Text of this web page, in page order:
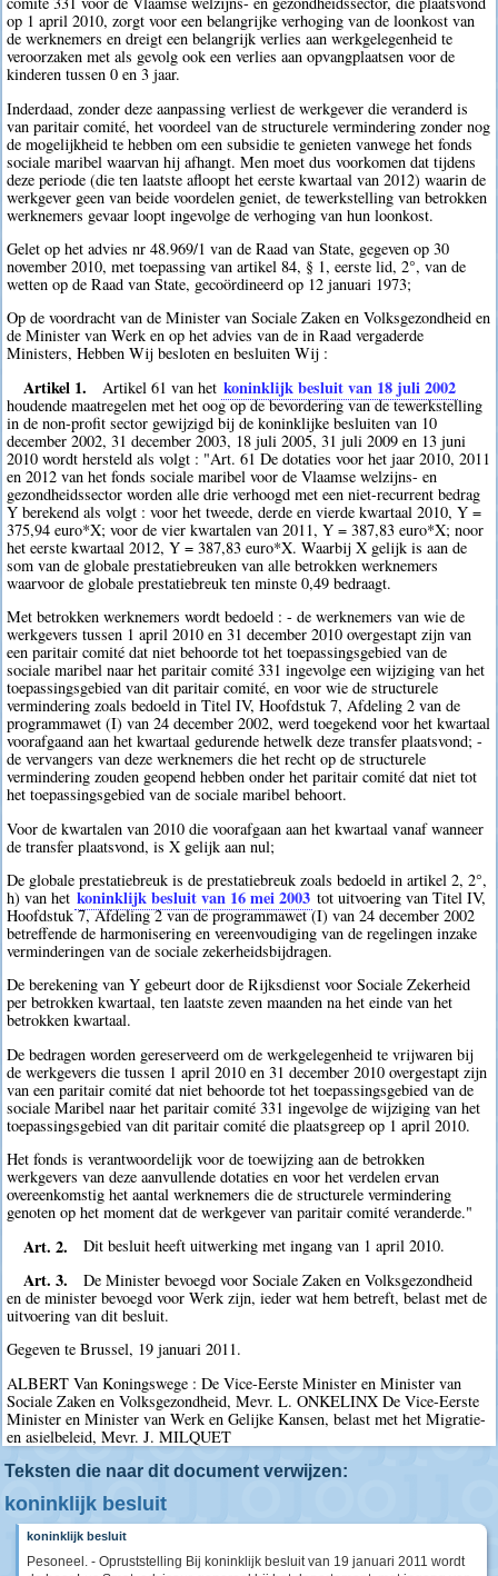
op 1 april 2010, zorgt voor een belangrijke verhoging van de loonkost van
de werknemers en dreigt een belangrijk verlies aan werkgelegenheid te
veroorzaken met als gevolg ook een verlies aan opvangplaatsen voor de
kinderen tussen 0 en 3 jaar.
Inderdaad, zonder deze aanpassing verliest de werkgever die veranderd is
van paritair comité, het voordeel van de structurele vermindering zonder nog
de mogelijkheid te hebben om een subsidie te genieten vanwege het fonds
sociale maribel waarvan hij afhangt. Men moet dus voorkomen dat tijdens
deze periode (die ten laatste afloopt het eerste kwartaal van 2012) waarin de
werkgever geen van beide voordelen geniet, de tewerkstelling van betrokken
werknemers gevaar loopt ingevolge de verhoging van hun loonkost.
Gelet op het advies nr 48.969/1 van de Raad van State, gegeven op 30
november 2010, met toepassing van artikel 84, § 1, eerste lid, 2°, van de
wetten op de Raad van State, gecoördineerd op 12 januari 1973;
Op de voordracht van de Minister van Sociale Zaken en Volksgezondheid en
de Minister van Werk en op het advies van de in Raad vergaderde
Ministers, Hebben Wij besloten en besluiten Wij :
Artikel 1. Artikel 61 van het koninklijk besluit van 18 juli 2002
houdende maatregelen met het oog op de bevordering van de tewerkstelling
in de non-profit sector gewijzigd bij de koninklijke besluiten van 10
december 2002, 31 december 2003, 18 juli 2005, 31 juli 2009 en 13 juni
2010 wordt hersteld als volgt : "Art. 61 De dotaties voor het jaar 2010, 2011
en 2012 van het fonds sociale maribel voor de Vlaamse welzijns- en
gezondheidssector worden alle drie verhoogd met een niet-recurrent bedrag
Y berekend als volgt : voor het tweede, derde en vierde kwartaal 2010, Y =
375,94 euro*X; voor de vier kwartalen van 2011, Y = 387,83 euro*X; noor
het eerste kwartaal 2012, Y = 387,83 euro*X. Waarbij X gelijk is aan de
som van de globale prestatiebreuken van alle betrokken werknemers
waarvoor de globale prestatiebreuk ten minste 0,49 bedraagt.
Met betrokken werknemers wordt bedoeld : - de werknemers van wie de
werkgevers tussen 1 april 2010 en 31 december 2010 overgestapt zijn van
een paritair comité dat niet behoorde tot het toepassingsgebied van de
sociale maribel naar het paritair comité 331 ingevolge een wijziging van het
toepassingsgebied van dit paritair comité, en voor wie de structurele
vermindering zoals bedoeld in Titel IV, Hoofdstuk 7, Afdeling 2 van de
programmawet (I) van 24 december 2002, werd toegekend voor het kwartaal
voorafgaand aan het kwartaal gedurende hetwelk deze transfer plaatsvond; -
de vervangers van deze werknemers die het recht op de structurele
vermindering zouden geopend hebben onder het paritair comité dat niet tot
het toepassingsgebied van de sociale maribel behoort.
Voor de kwartalen van 2010 die voorafgaan aan het kwartaal vanaf wanneer
de transfer plaatsvond, is X gelijk aan nul;
De globale prestatiebreuk is de prestatiebreuk zoals bedoeld in artikel 2, 2°,
h) van het koninklijk besluit van 16 mei 2003 tot uitvoering van Titel IV,
Hoofdstuk 7, Afdeling 2 van de programmawet (I) van 24 december 2002
betreffende de harmonisering en vereenvoudiging van de regelingen inzake
verminderingen van de sociale zekerheidsbijdragen.
De berekening van Y gebeurt door de Rijksdienst voor Sociale Zekerheid
per betrokken kwartaal, ten laatste zeven maanden na het einde van het
betrokken kwartaal.
De bedragen worden gereserveerd om de werkgelegenheid te vrijwaren bij
de werkgevers die tussen 1 april 2010 en 31 december 2010 overgestapt zijn
van een paritair comité dat niet behoorde tot het toepassingsgebied van de
sociale Maribel naar het paritair comité 331 ingevolge de wijziging van het
toepassingsgebied van dit paritair comité die plaatsgreep op 1 april 2010.
Het fonds is verantwoordelijk voor de toewijzing aan de betrokken
werkgevers van deze aanvullende dotaties en voor het verdelen ervan
overeenkomstig het aantal werknemers die de structurele vermindering
genoten op het moment dat de werkgever van paritair comité veranderde."
Art. 2. Dit besluit heeft uitwerking met ingang van 1 april 2010.
Art. 3.
De Minister bevoegd voor Sociale Zaken en Volksgezondheid
en de minister bevoegd voor Werk zijn, ieder wat hem betreft, belast met de
uitvoering van dit besluit.
Gegeven te Brussel, 19 januari 2011.
ALBERT Van Koningswege : De Vice-Eerste Minister en Minister van
Sociale Zaken en Volksgezondheid, Mevr. L. ONKELINX De Vice-Eerste
Minister en Minister van Werk en Gelijke Kansen, belast met het Migratie-
en asielbeleid, Mevr. J. MILQUET
Teksten die naar dit document verwijzen:
koninklijk besluit
koninklijk besluit
Pesoneel. - Opruststelling Bij koninklijk besluit van 19 januari 2011 wordt